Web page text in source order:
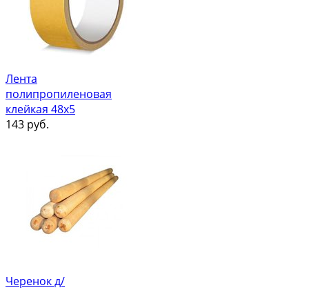
Лента
полипропиленовая
клейкая 48х5
143 руб.
Черенок д/